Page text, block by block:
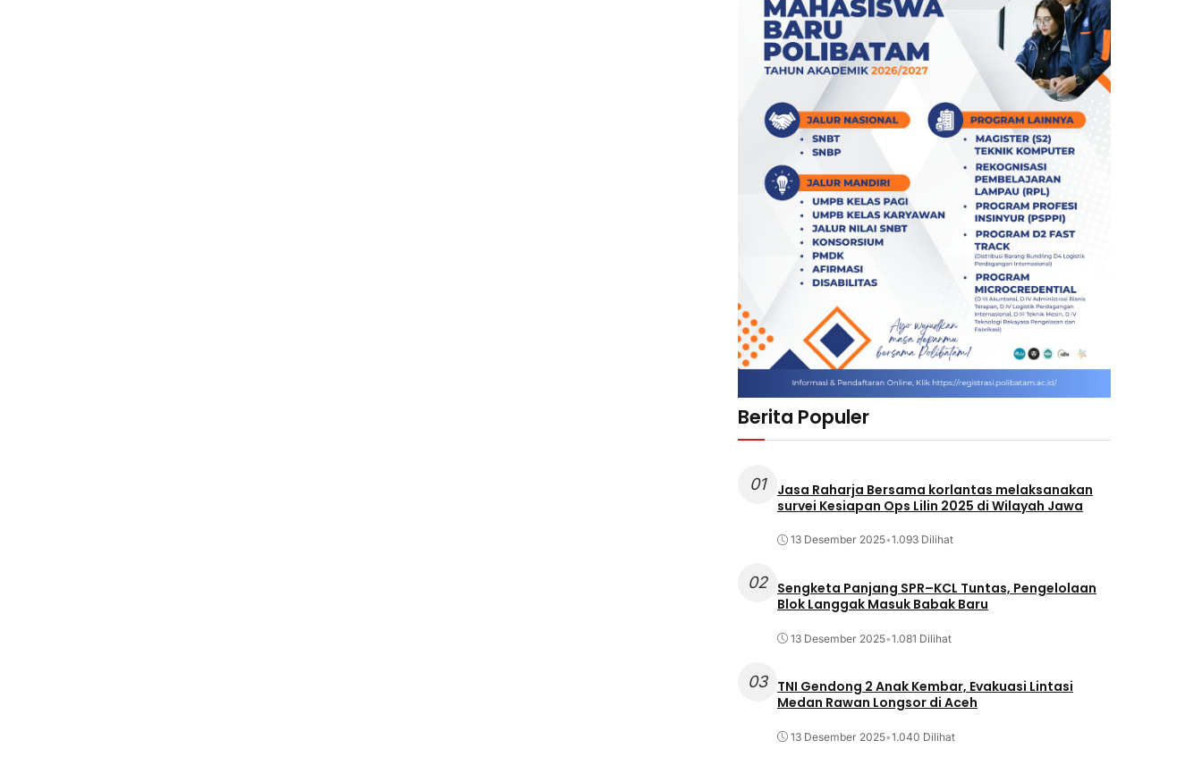
Berita Populer
01
Jasa Raharja Bersama korlantas melaksanakan
survei Kesiapan Ops Lilin 2025 di Wilayah Jawa
13 Desember 2025•1.093 Dilihat
02
Sengketa Panjang SPR–KCL Tuntas, Pengelolaan
Blok Langgak Masuk Babak Baru
13 Desember 2025•1.081 Dilihat
03
TNI Gendong 2 Anak Kembar, Evakuasi Lintasi
Medan Rawan Longsor di Aceh
13 Desember 2025•1.040 Dilihat